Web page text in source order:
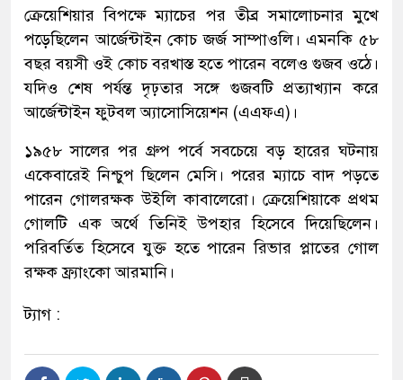
ক্রেয়েশিয়ার বিপক্ষে ম্যাচের পর তীব্র সমালোচনার মুখে
পড়েছিলেন আর্জেন্টাইন কোচ জর্জ সাম্পাওলি। এমনকি ৫৮
বছর বয়সী ওই কোচ বরখাস্ত হতে পারেন বলেও গুজব ওঠে।
যদিও শেষ পর্যন্ত দৃঢ়তার সঙ্গে গুজবটি প্রত্যাখ্যান করে
আর্জেন্টাইন ফুটবল অ্যাসোসিয়েশন (এএফএ)।
১৯৫৮ সালের পর গ্রুপ পর্বে সবচেয়ে বড় হারের ঘটনায়
একেবারেই নিশ্চুপ ছিলেন মেসি। পরের ম্যাচে বাদ পড়তে
পারেন গোলরক্ষক উইলি কাবালেরো। ক্রেয়েশিয়াকে প্রথম
গোলটি এক অর্থে তিনিই উপহার হিসেবে দিয়েছিলেন।
পরিবর্তিত হিসেবে যুক্ত হতে পারেন রিভার প্লাতের গোল
রক্ষক ফ্র্যাংকো আরমানি।
ট্যাগ :